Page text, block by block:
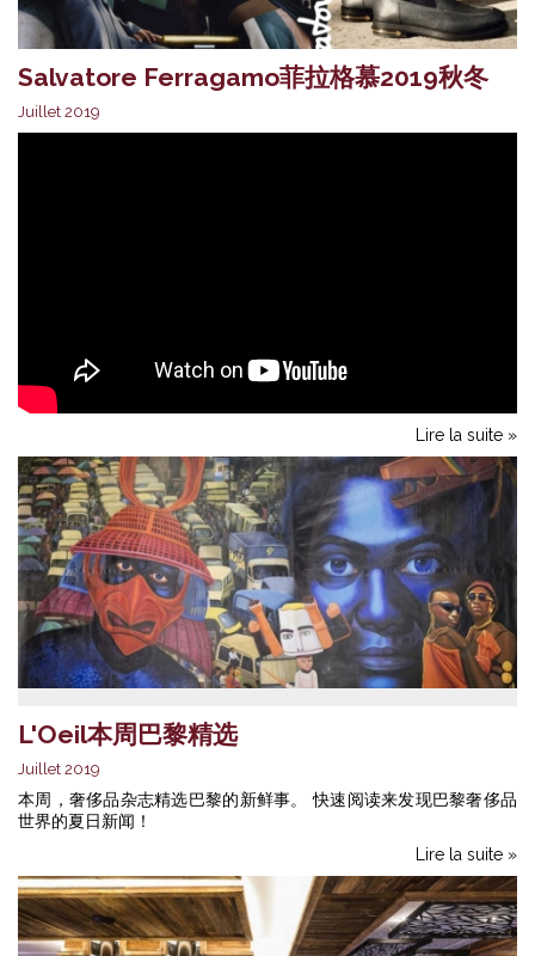
Salvatore Ferragamo菲拉格慕2019秋冬
Juillet 2019
Lire la suite »
L'Oeil本周巴黎精选
Juillet 2019
本周，奢侈品杂志精选巴黎的新鲜事。 快速阅读来发现巴黎奢侈品
世界的夏日新闻！
Lire la suite »